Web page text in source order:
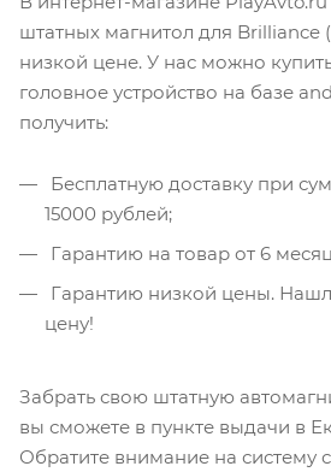
штатных магнитол для Brilliance
низкой цене. У нас можно
головное устройство на базе
получить:
Бесплатную доставку при
15000 рублей;
Гарантию на товар от 6
Гарантию низкой цены.
цену!
Забрать свою штатную
вы сможете в пункте выдачи в
Обратите внимание на систему